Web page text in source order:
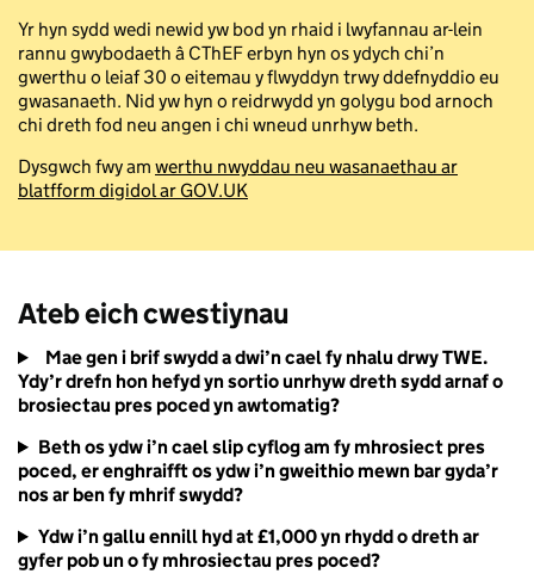
Yr hyn sydd wedi newid yw bod yn rhaid i lwyfannau ar-lein
rannu gwybodaeth â CThEF erbyn hyn os ydych chi’n
gwerthu o leiaf 30 o eitemau y flwyddyn trwy ddefnyddio eu
gwasanaeth. Nid yw hyn o reidrwydd yn golygu bod arnoch
chi dreth fod neu angen i chi wneud unrhyw beth.
Dysgwch fwy am werthu nwyddau neu wasanaethau ar
blatfform digidol ar GOV.UK
Ateb eich cwestiynau
Mae gen i brif swydd a dwi’n cael fy nhalu drwy TWE.
Ydy’r drefn hon hefyd yn sortio unrhyw dreth sydd arnaf o
brosiectau pres poced yn awtomatig?
Beth os ydw i’n cael slip cyflog am fy mhrosiect pres
poced, er enghraifft os ydw i’n gweithio mewn bar gyda’r
nos ar ben fy mhrif swydd?
Ydw i’n gallu ennill hyd at £1,000 yn rhydd o dreth ar
gyfer pob un o fy mhrosiectau pres poced?